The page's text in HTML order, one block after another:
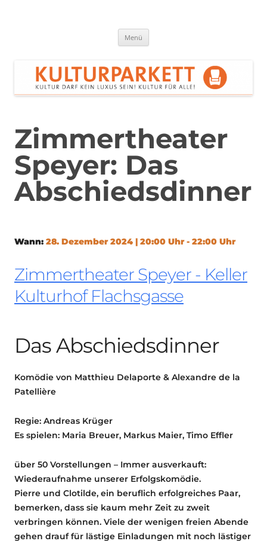
Menü
Zimmertheater
Speyer: Das
Abschiedsdinner
Wann: 28. Dezember 2024 | 20:00 Uhr - 22:00 Uhr
Zimmertheater Speyer - Keller
Kulturhof Flachsgasse
Das Abschiedsdinner
Komödie von Matthieu Delaporte & Alexandre de la
Patellière
Regie: Andreas Krüger
Es spielen: Maria Breuer, Markus Maier, Timo Effler
über 50 Vorstellungen – Immer ausverkauft:
Wiederaufnahme unserer Erfolgskomödie.
Pierre und Clotilde, ein beruflich erfolgreiches Paar,
bemerken, dass sie kaum mehr Zeit zu zweit
verbringen können. Viele der wenigen freien Abende
gehen drauf für lästige Einladungen mit noch lästiger